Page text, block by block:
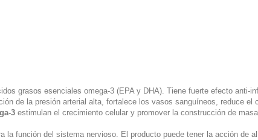
grasos esenciales omega-3 (EPA y DHA). Tiene fuerte efecto anti-
de la presión arterial alta, fortalece los vasos sanguíneos, reduce
3 estimulan el crecimiento celular y promover la construcción de
la función del sistema nervioso. El producto puede tener la acción de